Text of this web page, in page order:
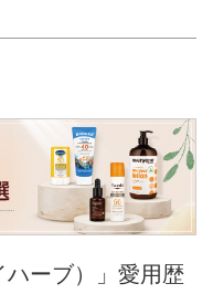
ーブ）」愛用歴